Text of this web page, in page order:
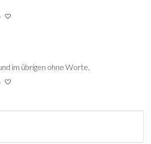
im übrigen ohne Worte.